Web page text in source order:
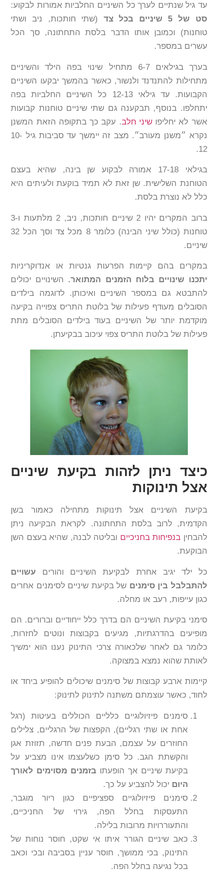
עד גיל שנתיים לערך כל השיניים החלביות אמורות לבקוע:
סט של 5 שיניים בכל צד
(שתי חותכות, ניב ושתי
טוחנות) וכמובן אותו הדבר בלסת התחתונה, סך הכל
עשרים במספר.
בערך בגילאים 6-7 מתחיל שינוי בפה הילד והשיניים
מתחילות להתנדנד ולנשור, כאשר בהמשך יבקעו השיניים
הקבועות. עד גילאי 12-13 כל השיניים החלביות בפה
יתחלפו. בנוסף, תבקענה גם שתי שיניים טוחנות קבועות
אשר לא יחליפושיני חלב. עקב כך בתקופה הזאת המשנן
נקרא ״משנן מעורב״. מצב זה יימשך עד סביבות גיל 10-
12.
בגילאי 17-18 אמורה לבקוע שן בינה, שהיא בעצם
הטוחנת השלישית. שן זאת לא תמיד בוקעת ולעיתים היא
כלל לא נוצרת בלסת.
ברוב המקרים יהיו 2 שיניים חותכות, ניב, 2 מלתעות ו-3
טוחנות (כולל שיני הבינה) כלומר 8 מכל צד וסך הכל 32
שיניים.
במקרים בהם קיימות הפרעות גנטיות או אנדוקריניות
יתכנו שינויים בלוח הזמנים המתואר. השינויים יכולים
להתבטא גם במספר השיניים ואיכותן. לדוגמה בילדים
הסובלים מעודף פעילות של בלוטת התריס צפוייה בקיעה
מוקדמת יותר של השיניים בעוד בילדים הסובלים מתת
פעילות של בלוטת התריס צפוי עיכוב בבקיעתן.
כיצד ניתן לזהות בקיעת שיניים
אצל תינוקות
בקיעת השיניים אצל תינוקות מתחילה כאמור בשן
הקדמית, לרוב בלסת התחתונה. לקראת הבקיעה ניתן
להבחין בנפיחות בחניכיים ובליטה לבנה, שהיא בעצם השן
הבוקעת.
כל ילד יגיב אחרת לבקיעת השיניים והורים עשויים
להתבלבל בין סימנים של בקיעת שיניים לסימנים אחרים
כגון עייפות, רעב או מחלה.
סימני בקיעת השיניים הם בדרך כלל ייחודיים וברורים. הם
מופיעים בהדרגתיות, מגיעים בקבוצות ונוטים לחזרות,
כלומר גם לאחר שלכאורה צרכי התינוק נענו הוא ימשיך
לאותת שהוא נמצא במצוקה.
קיימות ארבע קבוצות של סימנים שיכולים להופיע ביחד או
לחוד, כאשר עוצמתם משתנה לתינוק לתינוק:
סימנים פיזיולוגיים כלליים הכוללים בעיטות (רגל
אחת או שתי רגליים), הקפצות של הרגליים, צלילים
החוזרים על עצמם, הבעת פנים חדשה, תזוזת אגן
והקשתת הגב. כל סימן כשלעצמו אינו מצביע על
בקיעת שיניים אך הופעתו בזמנים מסוימים לאורך
היום יכול להצביע על כך.
סימנים פיזיולוגיים ספציפיים כגון ריור מוגבר,
התעסקות בחלל הפה, גירוי של החניכיים,
והתעוררויות מרובות בלילה.
כאב שיניים הגורר איתו אי שקט, חוסר נוחות של
התינוק, בכי ממושך, חוסר עניין בסביבה ובכי וכאב
בכל נגיעה בחלל הפה.